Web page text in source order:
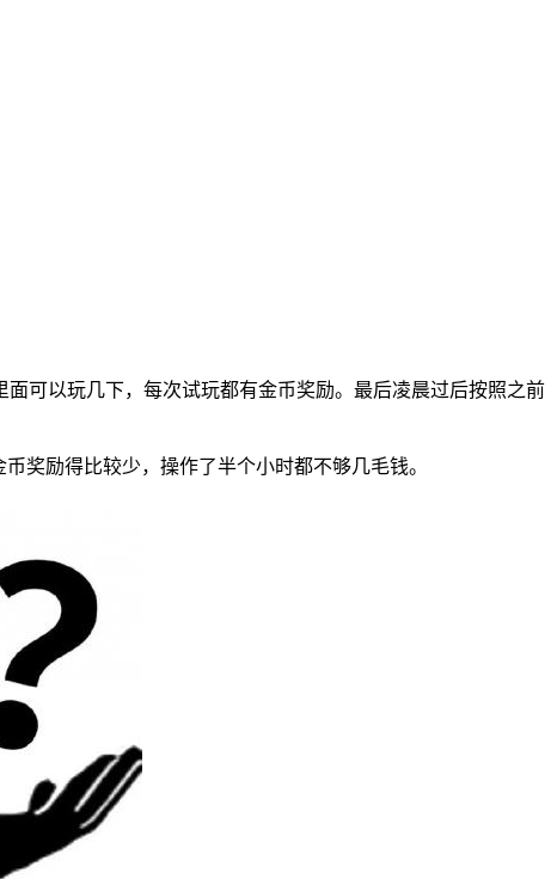
可以玩几下，每次试玩都有金币奖励。最后凌晨过后按照之前
奖励得比较少，操作了半个小时都不够几毛钱。